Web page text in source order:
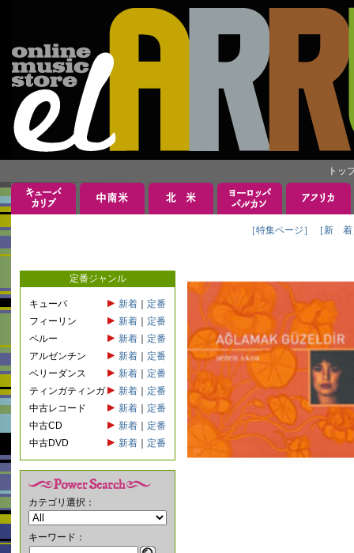
トッ
［特集ページ］ ［新 着
定番ジャンル
キューバ 新着
定番
フィーリン
新着
定番
ペルー
新着
定番
アルゼンチン
新着
定番
ベリーダンス
新着
定番
ティンガティンガ
新着
定番
中古レコード
新着
定番
中古CD
新着
定番
中古DVD
新着 定番
カテゴリ選択：
キーワード：